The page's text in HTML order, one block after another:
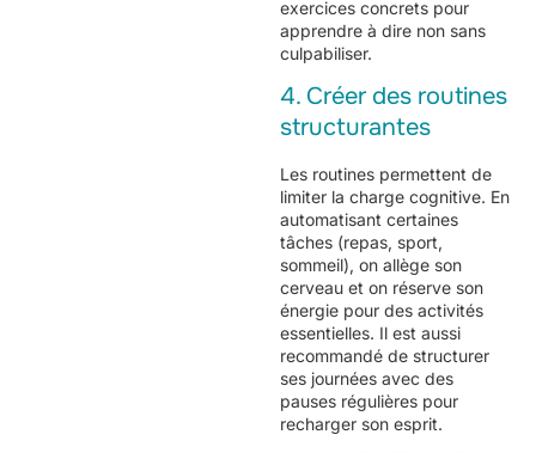
exercices concrets pour
apprendre à dire non sans
culpabiliser.
4. Créer des routines
structurantes
Les routines permettent de
limiter la charge cognitive. En
automatisant certaines
tâches (repas, sport,
sommeil), on allège son
cerveau et on réserve son
énergie pour des activités
essentielles. Il est aussi
recommandé de structurer
ses journées avec des
pauses régulières pour
recharger son esprit.